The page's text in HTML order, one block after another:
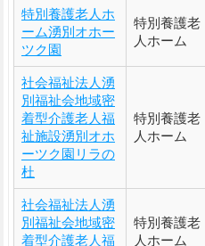
特別養護老人ホ
ーム湧別オホー
ツク園
特別養護老
人ホーム
社会福祉法人湧
別福祉会地域密
着型介護老人福
祉施設湧別オホ
ーツク園リラの
杜
特別養護老
人ホーム
社会福祉法人湧
別福祉会地域密
着型介護老人福
特別養護老
人ホーム